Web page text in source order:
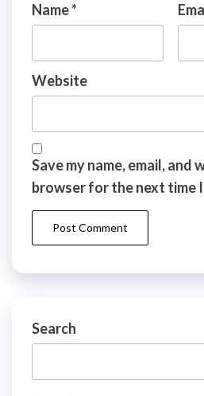
Name*
Website
Save my name, email, and
browser for the next time
Search